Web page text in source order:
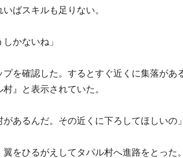
ばスキルも足りない。
かないね」
を確認した。するとすぐ近くに集落があ
』と表示されていた。
あるんだ。その近くに下ろしてほしいの」
をひるがえしてタパル村へ進路をとった。